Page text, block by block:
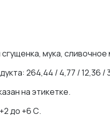
мука, сливочное
264,44 / 4,77 / 12,36 /
на этикетке.
до +6 С.